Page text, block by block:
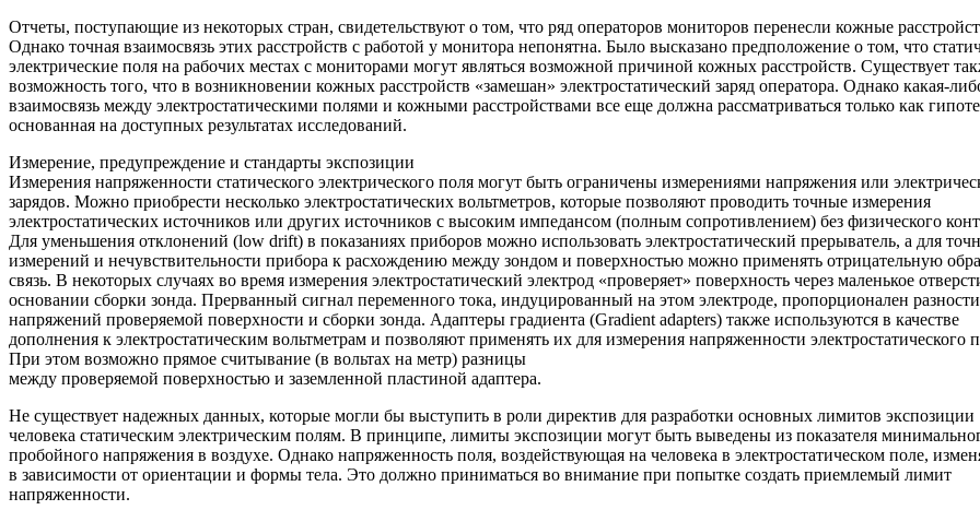
Отчеты, поступающие из некоторых стран, свидетельствуют о том, что ряд операторов мониторов перенесли кожные
Однако точная взаимосвязь этих расстройств с работой у монитора непонятна. Было высказано предположение о том, что
электрические поля на рабочих местах с мониторами могут являться возможной причиной кожных расстройств. Существует
возможность того, что в возникновении кожных расстройств «замешан» электростатический заряд оператора. Однако какая-
взаимосвязь между электростатическими полями и кожными расстройствами все еще должна рассматриваться только как
основанная на доступных результатах исследований.
Измерение, предупреждение и стандарты экспозиции
Измерения напряженности статического электрического поля могут быть ограничены измерениями напряжения или
зарядов. Можно приобрести несколько электростатических вольтметров, которые позволяют проводить точные измерения
электростатических источников или других источников с высоким импедансом (полным сопротивлением) без физического
Для уменьшения отклонений (low drift) в показаниях приборов можно использовать электростатический прерыватель, а для
измерений и нечувствительности прибора к расхождению между зондом и поверхностью можно применять отрицательную
связь. В некоторых случаях во время измерения электростатический электрод «проверяет» поверхность через маленькое
основании сборки зонда. Прерванный сигнал переменного тока, индуцированный на этом электроде, пропорционален разности
напряжений проверяемой поверхности и сборки зонда. Адаптеры градиента (Gradient adapters) также используются в качестве
дополнения к электростатическим вольтметрам и позволяют применять их для измерения напряженности электростатического
При этом возможно прямое считывание (в вольтах на метр) разницы
между проверяемой поверхностью и заземленной пластиной адаптера.
Не существует надежных данных, которые могли бы выступить в роли директив для разработки основных лимитов экспозиции
человека статическим электрическим полям. В принципе, лимиты экспозиции могут быть выведены из показателя
пробойного напряжения в воздухе. Однако напряженность поля, воздействующая на человека в электростатическом поле,
в зависимости от ориентации и формы тела. Это должно приниматься во внимание при попытке создать приемлемый лимит
напряженности.